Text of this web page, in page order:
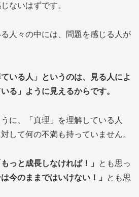
ないはずです。
人々の中には、問題を感じる人が
いる人」というのは、見る人によ
る」ように見えるからです。
に、「真理」を理解している人
して何の不満も持っていません。
もっと成長しなければ！」
とも思っ
は今のままではいけない！」
とも思